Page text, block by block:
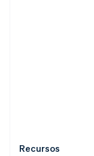
Recursos